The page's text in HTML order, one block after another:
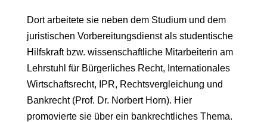
Dort arbeitete sie neben dem Studium und dem
juristischen Vorbereitungsdienst als studentische
Hilfskraft bzw. wissenschaftliche Mitarbeiterin am
Lehrstuhl für Bürgerliches Recht, Internationales
Wirtschaftsrecht, IPR, Rechtsvergleichung und
Bankrecht (Prof. Dr. Norbert Horn). Hier
promovierte sie über ein bankrechtliches Thema.